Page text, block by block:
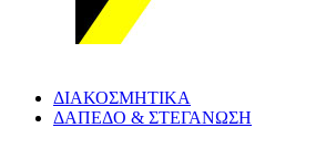
ΔΙΑΚΟΣΜΗΤΙΚΑ
ΔΑΠΕΔΟ & ΣΤΕΓΑΝΩΣΗ